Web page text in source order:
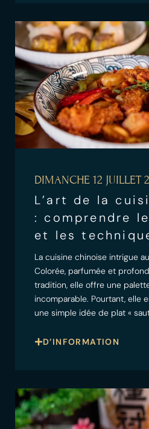
DIMANCHE 12 JUILLET
L’art de la
: comprendre
et les
La cuisine chinoise intrigue
Colorée, parfumée et
tradition, elle offre une
incomparable. Pourtant, elle
une simple idée de plat «
D’INFORMATION